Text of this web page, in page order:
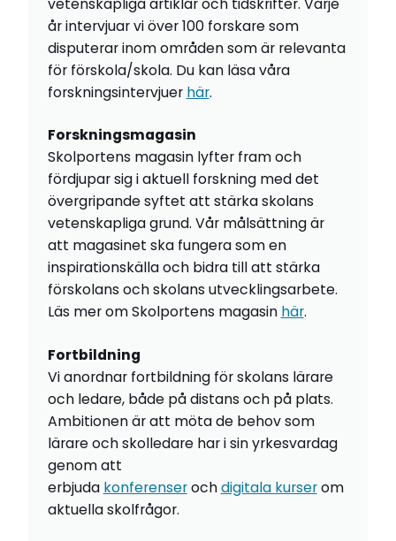
år intervjuar vi över 100 forskare som
disputerar inom områden som är relevanta
för förskola/skola. Du kan läsa våra
forskningsintervjuer här.
Forskningsmagasin
Skolportens magasin lyfter fram och
fördjupar sig i aktuell forskning med det
övergripande syftet att stärka skolans
vetenskapliga grund. Vår målsättning är
att magasinet ska fungera som en
inspirationskälla och bidra till att stärka
förskolans och skolans utvecklingsarbete.
Läs mer om Skolportens magasin här.
Fortbildning
Vi anordnar fortbildning för skolans lärare
och ledare, både på distans och på plats.
Ambitionen är att möta de behov som
lärare och skolledare har i sin yrkesvardag
genom att
erbjuda konferenserochdigitala kurserom
aktuella skolfrågor.